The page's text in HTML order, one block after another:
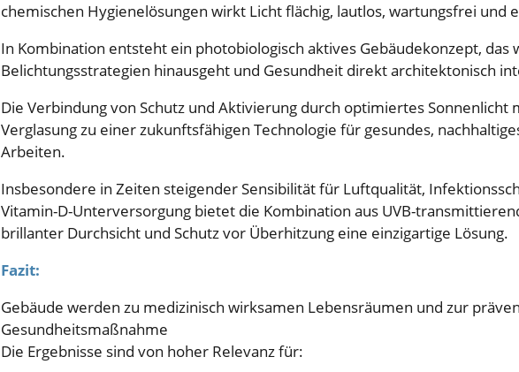
chemischen Hygienelösungen wirkt Licht flächig, lautlos, wartungsfrei und
In Kombination entsteht ein photobiologisch aktives Gebäudekonzept, das
Belichtungsstrategien hinausgeht und Gesundheit direkt architektonisch
Die Verbindung von Schutz und Aktivierung durch optimiertes Sonnenlicht
Verglasung zu einer zukunftsfähigen Technologie für gesundes,
Arbeiten.
Insbesondere in Zeiten steigender Sensibilität für Luftqualität,
Vitamin-D-Unterversorgung bietet die Kombination aus UVB-
brillanter Durchsicht und Schutz vor Überhitzung eine einzigartige Lösung.
Fazit:
Gebäude werden zu medizinisch wirksamen Lebensräumen und zur
Gesundheitsmaßnahme
Die Ergebnisse sind von hoher Relevanz für: